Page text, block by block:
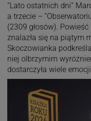
“Lato ostatnich dni”
a trzecie –
(2309 głosów).
znalazła się na piątym
Skoczowianka
niej olbrzymim
dostarczyła wiele